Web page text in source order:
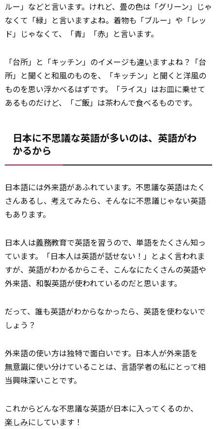
ルー」などと言います。けれど、畳の色は「グリーン」じゃ
なくて「緑」と言いますよね。着物も「ブルー」や「レッ
ド」じゃなくて、「青」「赤」と言います。
「台所」と「キッチン」のイメージも違いますよね？「台
所」と聞くと和風のものを、「キッチン」と聞くと洋風の
ものを思い浮かべるはずです。「ライス」はお皿に乗せて
あるものだけど、「ご飯」は茶わんで食べるものです。
日本に不思議な英語が多いのは、英語がわ
かるから
日本語には外来語があふれています。不思議な英語はたく
さんあるし、 考えてみたら、そんなに不思議じゃない英語
もあります。
日本人は義務教育で英語を習うので、単語をたくさん知っ
ています。「日本人は英語が話せない！」とよく言われま
すが、英語がわかるからこそ、こんなにたくさんの英語や
外来語、和製英語が使われているのだと思います。
だって、誰も英語がわからなかったら、英語を使わないで
しょう？
外来語の使い方は独特で面白いです。日本人が外来語を
無意識に使い分けていることは、言語学者の私にとって相
当興味深いことです。
これからどんな不思議な英語が日本に入ってくるのか、
楽しみにしています！